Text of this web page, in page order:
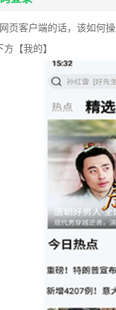
页客户端的话，该如何
【我的】